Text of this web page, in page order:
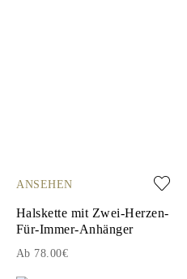
ANSEHEN
Halskette mit Zwei-Herzen-
Für-Immer-Anhänger
Ab 78.00€